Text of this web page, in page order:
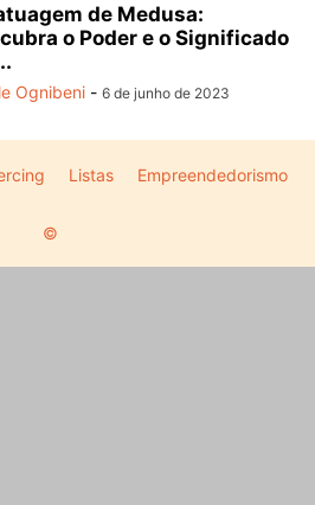
de Medusa:
o Poder e o Significado
Ognibeni - 6 de junho de 2023
Listas Empreendedorismo
©